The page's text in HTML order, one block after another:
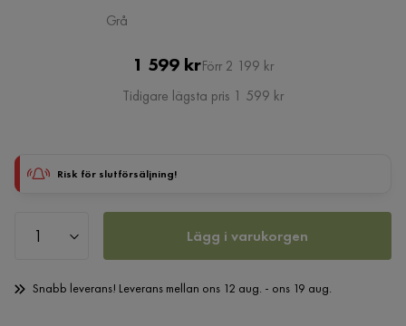
Grå
Pris
1 599 krOriginal
Pris
Förr 2 199 kr
Tidigare lägsta pris 1 599 kr
Risk för slutförsäljning!
Lägg i varukorgen
Snabb leverans! Leverans mellan ons 12 aug. - ons 19 aug.